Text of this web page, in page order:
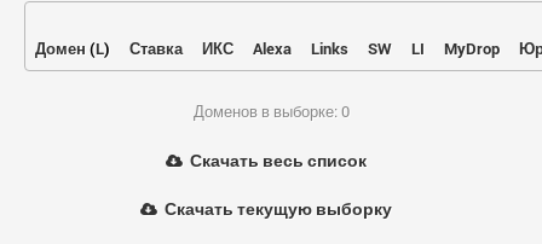
Домен (L) Ставка ИКС Alexa Links SW LI MyDrop
Доменов в выборке: 0
Скачать весь список
Скачать текущую выборку